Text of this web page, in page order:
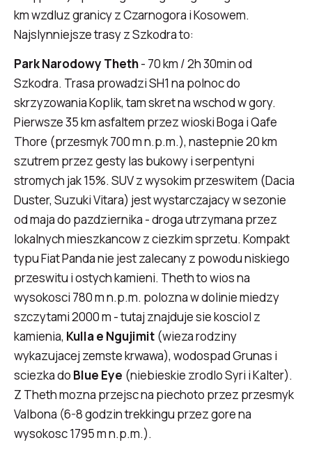
km wzdluz granicy z Czarnogora i Kosowem.
Najslynniejsze trasy z Szkodra to:
Park Narodowy Theth- 70 km / 2h 30min od
Szkodra. Trasa prowadzi SH1 na polnoc do
skrzyzowania Koplik, tam skret na wschod w gory.
Pierwsze 35 km asfaltem przez wioski Boga i Qafe
Thore (przesmyk 700 m n.p.m.), nastepnie 20 km
szutrem przez gesty las bukowy i serpentyni
stromych jak 15%. SUV z wysokim przeswitem (Dacia
Duster, Suzuki Vitara) jest wystarczajacy w sezonie
od maja do pazdziernika - droga utrzymana przez
lokalnych mieszkancow z ciezkim sprzetu. Kompakt
typu Fiat Panda nie jest zalecany z powodu niskiego
przeswitu i ostych kamieni. Theth to wios na
wysokosci 780 m n.p.m. polozna w dolinie miedzy
szczytami 2000 m - tutaj znajduje sie kosciol z
kamienia, Kulla e Ngujimit (wieza rodziny
wykazujacej zemste krwawa), wodospad Grunas i
sciezka do Blue Eye (niebieskie zrodlo Syri i Kalter).
Z Theth mozna przejsc na piechoto przez przesmyk
Valbona (6-8 godzin trekkingu przez gore na
wysokosc 1795 m n.p.m.).